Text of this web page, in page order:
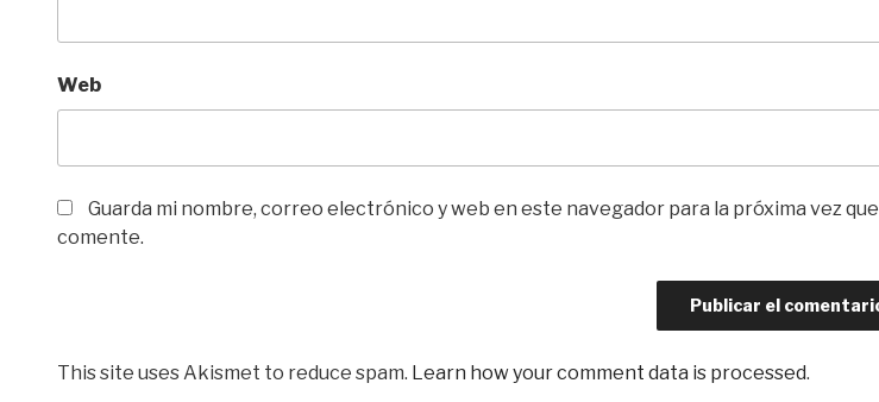
Web
Guarda mi nombre, correo electrónico y web en este navegador para la próxima vez que
comente.
This site uses Akismet to reduce spam. Learn how your comment data is processed.